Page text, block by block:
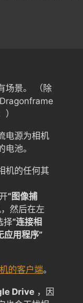
场景。 （除
电源为相机
池。
机的任何其
“图像捕
然后在左
择“连接相
应用程序”
的客户端。
Drive ，因